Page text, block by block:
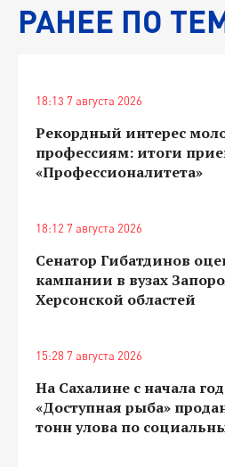
РАНЕЕ ПО
18:13 7 августа 2026
Рекордный интерес
профессиям: итоги
«Профессионалитета»
18:12 7 августа 2026
Сенатор Гибатдинов
кампании в вузах
Херсонской областей
15:28 7 августа 2026
На Сахалине с начала
«Доступная рыба»
тонн улова по